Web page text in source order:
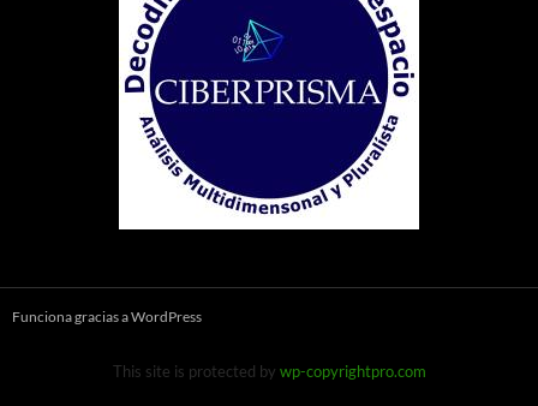
Funciona gracias a WordPress
This site is protected by wp-copyrightpro.com